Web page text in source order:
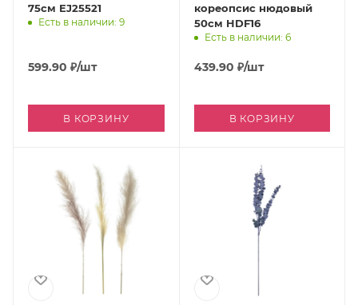
75см EJ25521
Есть в наличии: 9
599.90 ₽/шт
В КОРЗИНУ
кореопсис нюдовый
50см HDF16
Есть в наличии: 6
439.90 ₽/шт
В КОРЗИНУ